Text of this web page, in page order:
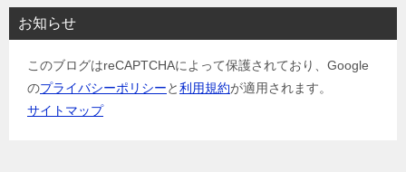
お知らせ
このブログはreCAPTCHAによって保護されており、Google
のプライバシーポリシーと利用規約が適用されます。
サイトマップ